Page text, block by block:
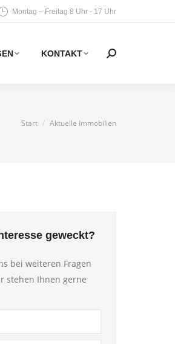
Montag – Freitag 8 Uhr - 17 Uhr
KONTAKT Search:
Sie befinden sich hier:
Start Aktuelle Immobilien
geweckt?
bei weiteren Fragen
stehen Ihnen gerne